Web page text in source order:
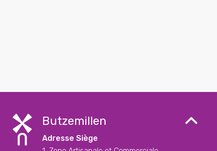
Butzemillen
Adresse Siège